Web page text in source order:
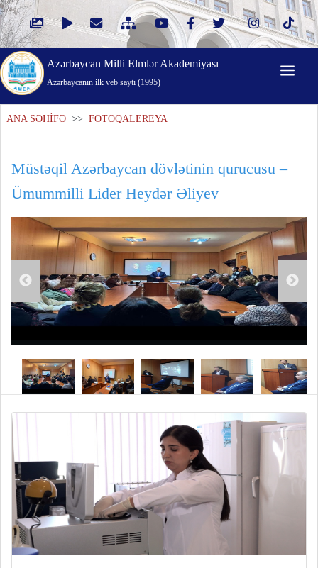
Azərbaycan Milli Elmlər Akademiyası
Azərbaycanın ilk veb saytı (1995)
ANA SƏHİFƏ >> FOTOQALEREYA
Müstəqil Azərbaycan dövlətinin qurucusu –
Ümummilli Lider Heydər Əliyev